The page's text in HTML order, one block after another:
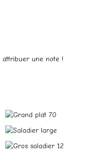
attribuer une note !